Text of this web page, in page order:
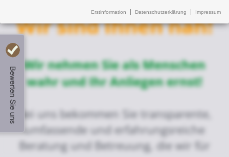
Erstinformation Datenschutzerklärung Impressum
Wir sind Ihnen nah!
Wir nehmen Sie als Menschen
wahr und Ihr Anliegen ernst!
Bei uns bekommen Sie transparente,
umfassende und erfahrungsreiche
Beratung und Betreuung, die wir für